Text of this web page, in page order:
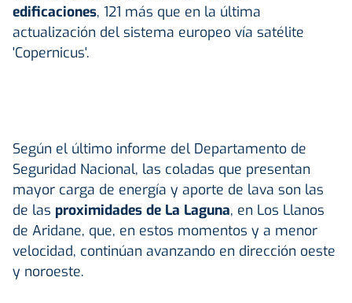
edificaciones, 121 más que en la última
actualización del sistema europeo vía satélite
'Copernicus'.
Según el último informe del Departamento de
Seguridad Nacional, las coladas que presentan
mayor carga de energía y aporte de lava son las
de las proximidades de La Laguna, en Los Llanos
de Aridane, que, en estos momentos y a menor
velocidad, continúan avanzando en dirección oeste
y noroeste.